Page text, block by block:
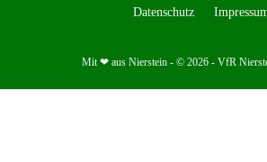
Datenschutz
Mit ❤ aus Nierstein - © 2026 - VfR